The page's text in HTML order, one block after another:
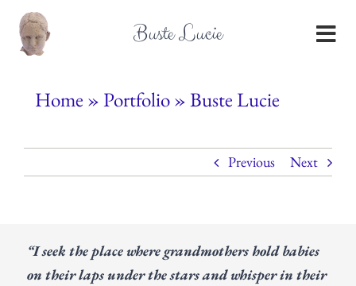
Passer
contenu
Buste Lucie
Home »Portfolio»Buste Lucie
Previous Next
“I seek the place where grandmothers hold babies
on their laps under the stars and whisper in their